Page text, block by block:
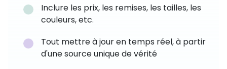
Inclure les prix, les remises, les tailles, les
couleurs, etc.
Tout mettre à jour en temps réel, à partir
d'une source unique de vérité